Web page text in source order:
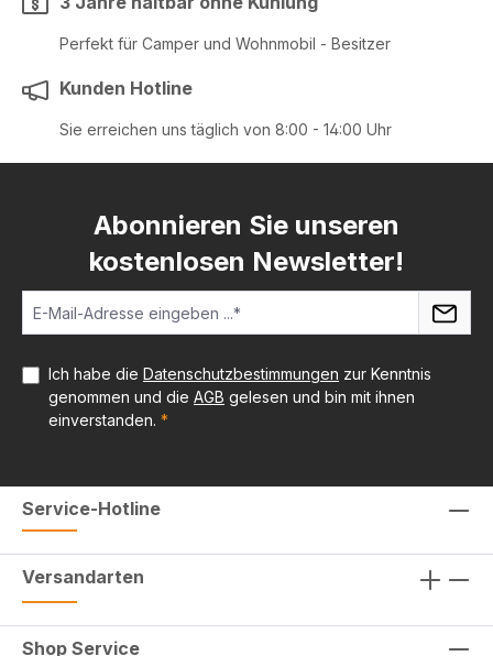
Perfekt für Camper und Wohnmobil - Besitzer
Kunden Hotline
Sie erreichen uns täglich von 8:00 - 14:00 Uhr
Abonnieren Sie unseren
kostenlosen Newsletter!
Ich habe die Datenschutzbestimmungen zur Kenntnis
genommen und die AGB gelesen und bin mit ihnen
einverstanden. *
Service-Hotline
Versandarten
Shop Service